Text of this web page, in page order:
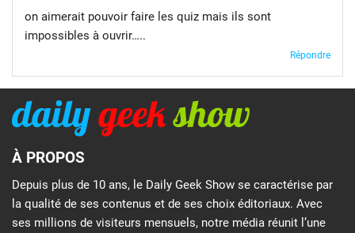
on aimerait pouvoir faire les quiz mais ils sont
impossibles à ouvrir…..
Répondre
À PROPOS
Depuis plus de 10 ans, le Daily Geek Show se caractérise par
la qualité de ses contenus et de ses choix éditoriaux. Avec
ses millions de visiteurs mensuels, notre média réunit l’une